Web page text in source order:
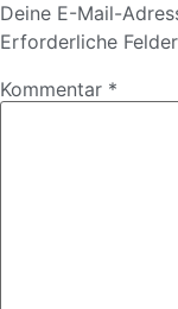
Deine E-Mail-
Erforderliche
Kommentar *